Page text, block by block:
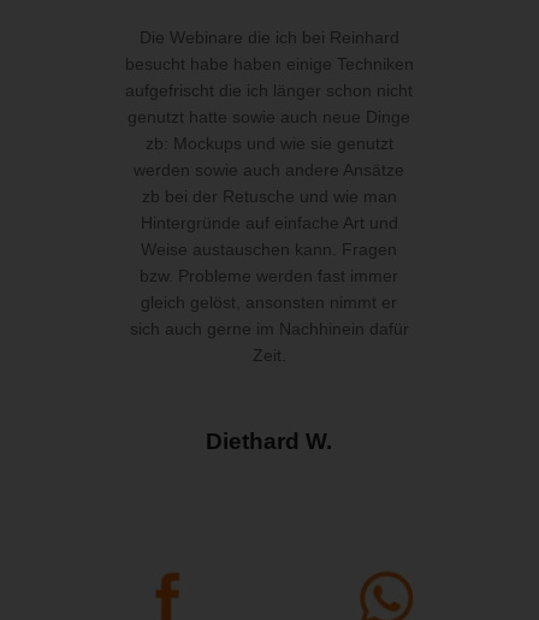
Die Webinare die ich bei Reinhard
besucht habe haben einige Techniken
aufgefrischt die ich länger schon nicht
genutzt hatte sowie auch neue Dinge
zb: Mockups und wie sie genutzt
werden sowie auch andere Ansätze
zb bei der Retusche und wie man
Hintergründe auf einfache Art und
Weise austauschen kann. Fragen
bzw. Probleme werden fast immer
gleich gelöst, ansonsten nimmt er
sich auch gerne im Nachhinein dafür
Zeit.
Diethard W.